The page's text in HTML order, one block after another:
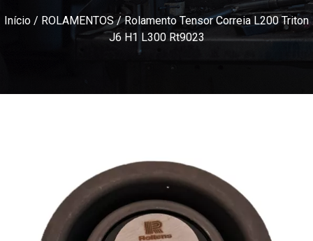
Início / ROLAMENTOS/ Rolamento Tensor Correia L200 Triton
J6 H1 L300 Rt9023